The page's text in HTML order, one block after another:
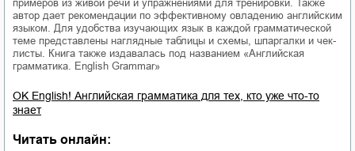
примеров из живой речи и упражнениями для тренировки. Также
автор дает рекомендации по эффективному овладению английским
языком. Для удобства изучающих язык в каждой грамматической
теме представлены наглядные таблицы и схемы, шпаргалки и чек-
листы. Книга также издавалась под названием «Английская
грамматика. English Grammar»
OK English! Английская грамматика для тех, кто уже что-то
знает
Читать онлайн: